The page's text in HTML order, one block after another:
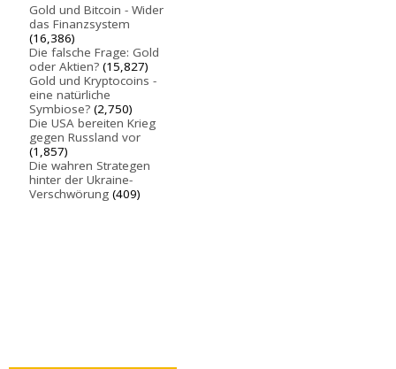
Gold und Bitcoin - Wider
das Finanzsystem
(16,386)
Die falsche Frage: Gold
oder Aktien? (15,827)
Gold und Kryptocoins -
eine natürliche
Symbiose? (2,750)
Die USA bereiten Krieg
gegen Russland vor
(1,857)
Die wahren Strategen
hinter der Ukraine-
Verschwörung (409)